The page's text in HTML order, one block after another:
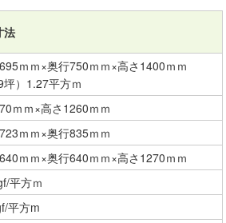
法
ｍｍ×奥行750ｍｍ×高さ1400ｍｍ
坪）1.27平方ｍ
ｍｍ×高さ1260ｍｍ
ｍｍ×奥行835ｍｍ
ｍｍ×奥行640ｍｍ×高さ1270ｍｍ
平方ｍ
平方m